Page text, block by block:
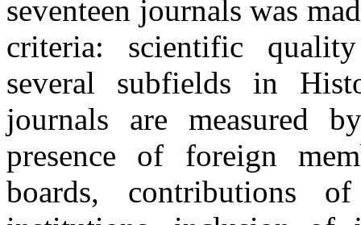
seventeen journals was
criteria: scientific
several subfields in
journals are measured
presence of foreign
boards, contributions